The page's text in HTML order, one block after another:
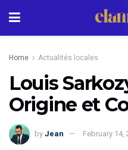
Home Actualités locales
Louis
Origine et
by Jean February 14,